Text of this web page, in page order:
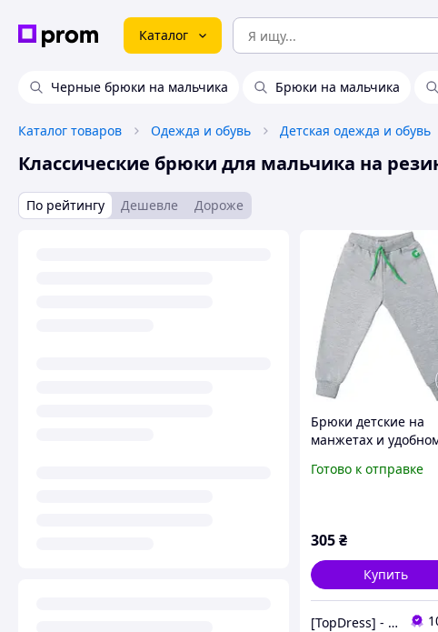
Каталог
Черные брюки на мальчика Брюки на мальчика
Каталог товаров Одежда и обувь Детская одежда и обувь
Классические брюки для мальчика на
По рейтингу Дешевле Дороже
Брюки детские на
манжетах и
мальчика GABBI
Готово к отправке
305₴
Купить
[TopDress] - Интернет магазин одежды для семьи 💖